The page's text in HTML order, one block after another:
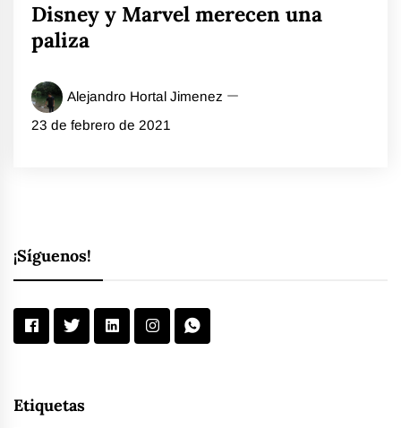
Disney y Marvel merecen una
paliza
Alejandro Hortal Jimenez
23 de febrero de 2021
¡Síguenos!
Etiquetas